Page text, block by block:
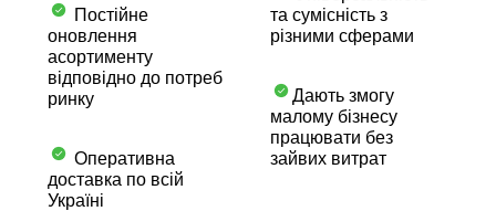
Постійне
оновлення
асортименту
відповідно до потреб
ринку
Оперативна
доставка по всій
Україні
та сумісність з
різними сферами
Дають змогу
малому бізнесу
працювати без
зайвих витрат